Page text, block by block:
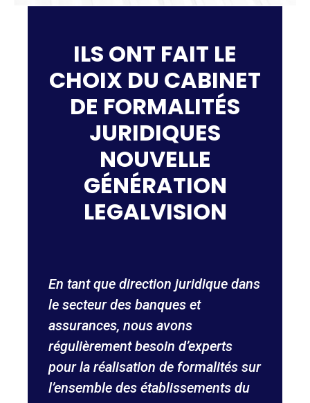
ILS ONT FAIT LE
CHOIX DU CABINET
DE FORMALITÉS
JURIDIQUES
NOUVELLE
GÉNÉRATION
LEGALVISION
En tant que direction juridique dans
le secteur des banques et
assurances, nous avons
régulièrement besoin d’experts
pour la réalisation de formalités sur
l’ensemble des établissements du